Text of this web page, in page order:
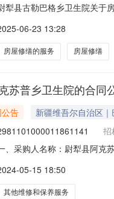
犁县古勒巴格乡卫生院关于
:652823项目所在行政区划
06-23 13:28
房屋修缮的服务 房屋修缮
苏普乡卫生院的合同
告
新疆维吾尔自治区
招
、采购人名称：尉犁县阿克
服务要求或标
05-15 18:50
其他维修和保养服务